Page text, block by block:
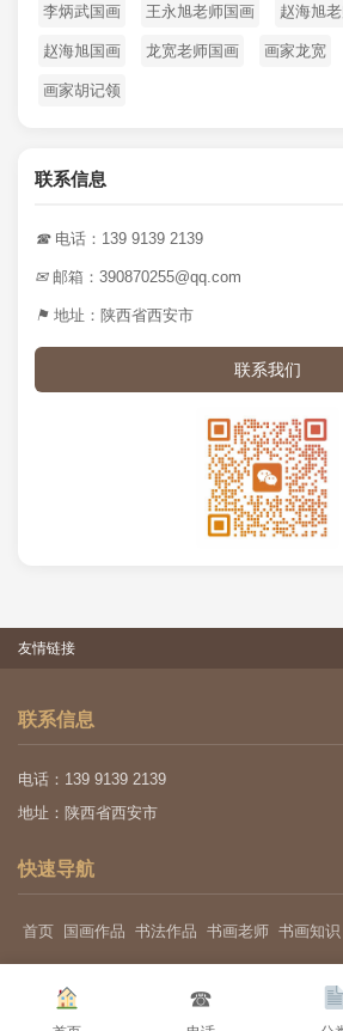
李炳武国画 王永旭老师国画 赵海旭
赵海旭国画 龙宽老师国画 画家龙宽
画家胡记领
联系信息
☎电话：139 9139 2139
✉邮箱：390870255@qq.com
⚑ 地址：陕西省西安市
联系我们
友情链接
联系信息
电话：139 9139 2139
地址：陕西省西安市
快速导航
首页 国画作品 书法作品 书画老师 书画知识
关于我们 ☎